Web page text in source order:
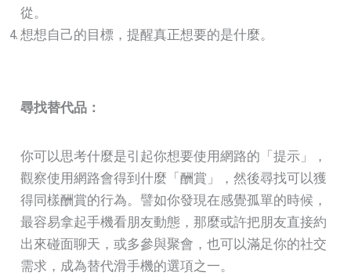
從。
想想自己的目標，提醒真正想要的是什麼。
尋找替代品：
你可以思考什麼是引起你想要使用網路的「提示」，
觀察使用網路會得到什麼「酬賞」，然後尋找可以獲
得同樣酬賞的行為。譬如你發現在感覺孤單的時候，
最容易拿起手機看朋友動態，那麼或許把朋友直接約
出來碰面聊天，或多參與聚會，也可以滿足你的社交
需求，成為替代滑手機的選項之一。